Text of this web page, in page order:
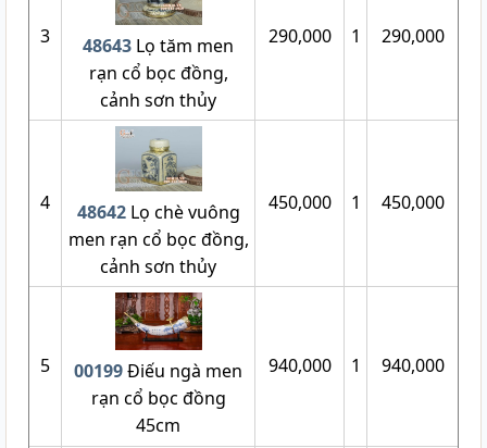
3 48643 Lọ tăm men
rạn cổ bọc đồng,
cảnh sơn thủy
290,000 1 290,000
4 48642Lọ chè vuông
men rạn cổ bọc đồng,
cảnh sơn thủy
450,000 1 450,000
5 00199Điếu ngà men
rạn cổ bọc đồng
45cm
940,000 1 940,000